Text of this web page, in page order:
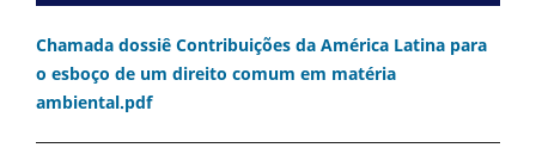
Chamada dossiê Contribuições da América Latina para
o esboço de um direito comum em matéria
ambiental.pdf